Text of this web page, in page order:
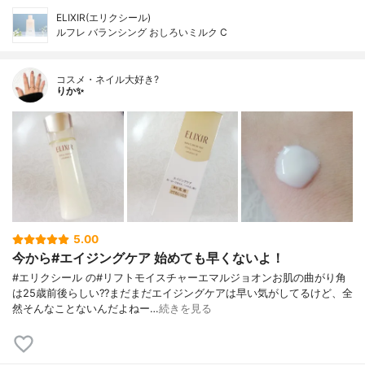
ELIXIR(エリクシール)
ルフレ バランシング おしろいミルク C
コスメ・ネイル大好き?
りか✨
5.00
今から#エイジングケア 始めても早くないよ！
#エリクシール の#リフトモイスチャーエマルジョオンお肌の曲がり角
は25歳前後らしい??まだまだエイジングケアは早い気がしてるけど、全
然そんなことないんだよねー…続きを見る